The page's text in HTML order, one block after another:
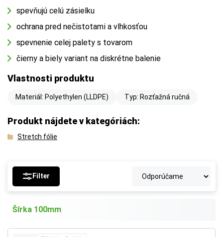
spevňujú celú zásielku
ochrana pred nečistotami a vlhkosťou
spevnenie celej palety s tovarom
čierny a biely variant na diskrétne balenie
Vlastnosti produktu
Materiál: Polyethylen (LLDPE) Typ: Rozťažná ručná
Produkt nájdete v kategóriách:
Stretch fólie
Filter
Šírka 100mm